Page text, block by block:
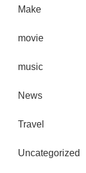
Make
movie
music
News
Travel
Uncategorized